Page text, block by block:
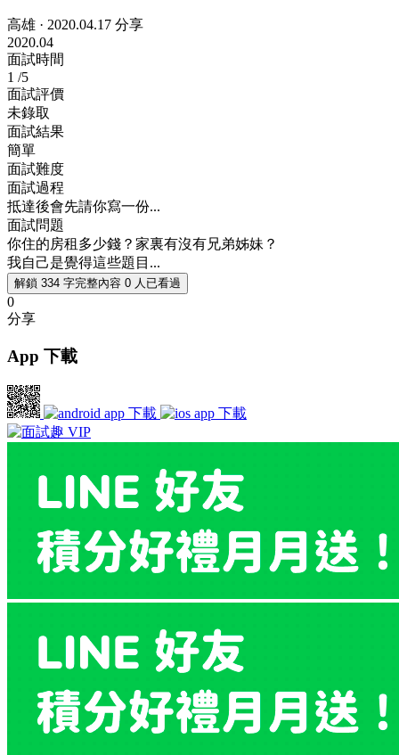
高雄 · 2020.04.17 分享
2020.04
面試時間
1 /5
面試評價
未錄取
面試結果
簡單
面試難度
面試過程
抵達後會先請你寫一份...
面試問題
你住的房租多少錢？家裏有沒有兄弟姊妹？
我自己是覺得這些題目...
解鎖 334 字完整內容 0 人已看過
0
分享
App 下載